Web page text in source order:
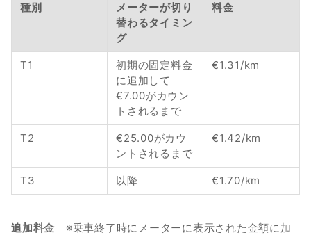
種別
メーターが切り
替わるタイミン
グ
料金
T1
初期の固定料金
に追加して
€7.00がカウン
トされるまで
€1.31/km
T2
€25.00がカウ
ントされるまで
€1.42/km
T3 以降 €1.70/km
追加料金 ※乗車終了時にメーターに表示された金額に加